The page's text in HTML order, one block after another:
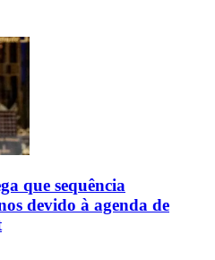
que sequência
devido à agenda de